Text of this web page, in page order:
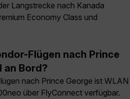
Langstrecke nach Kanada
Economy Class und
Flügen nach Prince
an Bord?
nach Prince George ist WLAN
über FlyConnect verfügbar.